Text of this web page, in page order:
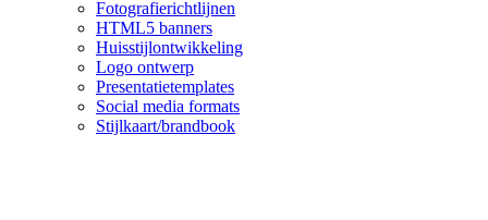
Fotografierichtlijnen
HTML5 banners
Huisstijlontwikkeling
Logo ontwerp
Presentatietemplates
Social media formats
Stijlkaart/brandbook